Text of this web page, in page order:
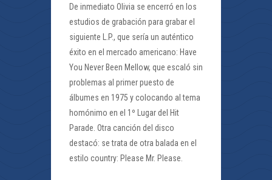
De inmediato Olivia se encerró en los
estudios de grabación para grabar el
siguiente L.P., que sería un auténtico
éxito en el mercado americano: Have
You Never Been Mellow, que escaló sin
problemas al primer puesto de
álbumes en 1975 y colocando al tema
homónimo en el 1º Lugar del Hit
Parade. Otra canción del disco
destacó: se trata de otra balada en el
estilo country: Please Mr. Please.